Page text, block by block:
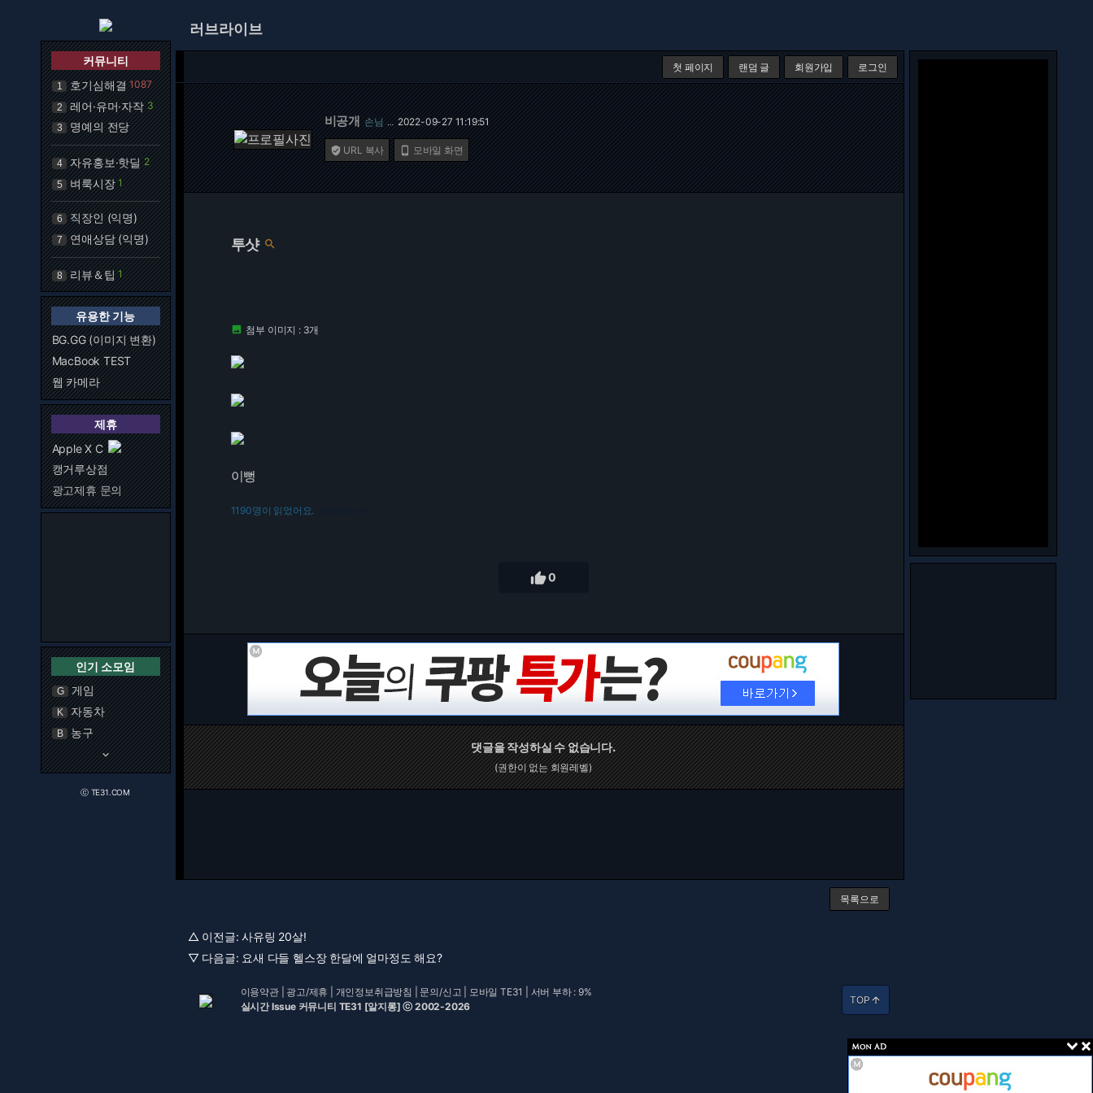
커뮤니티
1 호기심해결 1087
2 레어·유머·자작 3
3 명예의 전당
4 자유홍보·핫딜 2
5 벼룩시장 1
6 직장인 (익명)
7 연애상담 (익명)
8 리뷰＆팁 1
유용한 기능
BG.GG (이미지 변환)
MacBook TEST
웹 카메라
제휴
Apple X C
캥거루상점
광고제휴 문의
인기 소모임
G 게임
K 자동차
B 농구
keyboard_arrow_down
ⓒ TE31.COM
러브라이브
첫 페이지 랜덤 글 회원가입 로그인
비공개 손님 … 2022-09-27 11:19:51
 URL 복사  모바일 화면
투샷 
 첨부 이미지 : 3개
이뻥
1190명이 읽었어요.
0
댓글을 작성하실 수 없습니다.
(권한이 없는 회원레벨)
목록으로
△ 이전글:사유링 20살!
▽ 다음글: 요새 다들 헬스장 한달에 얼마정도 해요?
이용약관| 광고/제휴 개인정보취급방침 문의/신고 모바일 TE31
| 서버 부하 : 9%
실시간 Issue 커뮤니티 TE31 [알지롱] ⓒ 2002-2026
TOP arrow_upward